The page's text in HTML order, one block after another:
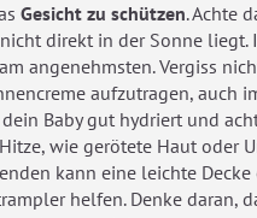
& Schnuffeltuch
& AKTIONEN
Gesicht zu schützen. Achte
direkt in der Sonne liegt.
angenehmsten. Vergiss
aufzutragen, auch
Baby gut hydriert und
wie gerötete Haut oder
kann eine leichte Decke
helfen. Denke daran,